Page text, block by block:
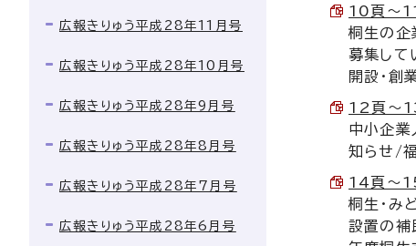
10頁～
桐生の企
募集して
開設・創
12頁～
中小企業
知らせ/
14頁～
桐生・み
設置の補
広報きりゅう平成28年11月号
広報きりゅう平成28年10月号
広報きりゅう平成28年9月号
広報きりゅう平成28年8月号
広報きりゅう平成28年7月号
広報きりゅう平成28年6月号